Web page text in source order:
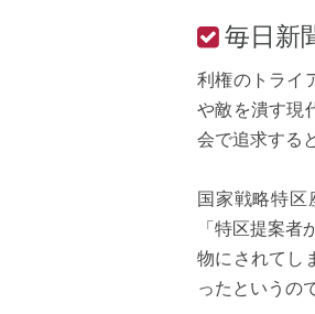
毎日新
利権のトライ
や敵を潰す現
会で追求する
国家戦略特区
「特区提案
物にされてし
ったというの